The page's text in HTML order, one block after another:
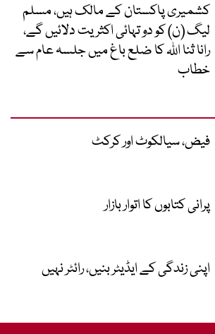
کشمیری پاکستان کے مالک ہیں، مسلم
لیگ (ن) کو دو تہائی اکثریت دلائیں گے،
رانا ثنا اللہ کا ضلع باغ میں جلسہ عام سے
خطاب
فیض، سیالکوٹ اور کرکٹ
پرانی کتابوں کا اتوار بازار
اپنی زندگی کے ایڈیٹر بنیں، رائٹر نہیں